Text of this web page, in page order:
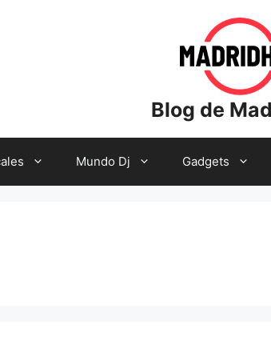
Blog de
Mundo Dj Gadgets